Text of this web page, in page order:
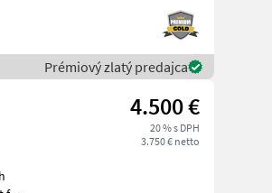
Prémiový zlatý predajca
4.500 €
20 % s DPH
3.750 € netto